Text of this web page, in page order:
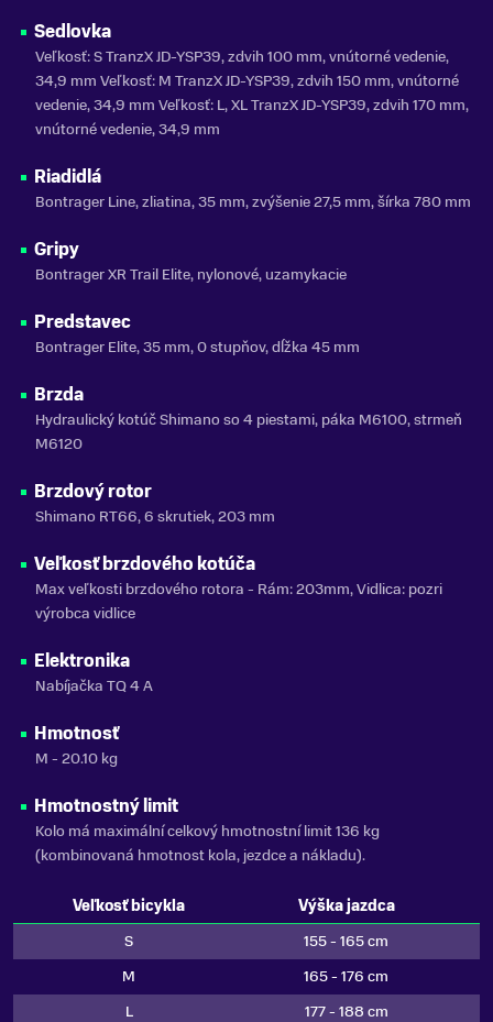
Sedlovka
Veľkosť: S TranzX JD-YSP39, zdvih 100 mm, vnútorné vedenie,
34,9 mm Veľkosť: M TranzX JD-YSP39, zdvih 150 mm, vnútorné
vedenie, 34,9 mm Veľkosť: L, XL TranzX JD-YSP39, zdvih 170 mm,
vnútorné vedenie, 34,9 mm
Riadidlá
Bontrager Line, zliatina, 35 mm, zvýšenie 27,5 mm, šírka 780 mm
Gripy
Bontrager XR Trail Elite, nylonové, uzamykacie
Predstavec
Bontrager Elite, 35 mm, 0 stupňov, dĺžka 45 mm
Brzda
Hydraulický kotúč Shimano so 4 piestami, páka M6100, strmeň
M6120
Brzdový rotor
Shimano RT66, 6 skrutiek, 203 mm
Veľkosť brzdového kotúča
Max veľkosti brzdového rotora - Rám: 203mm, Vidlica: pozri
výrobca vidlice
Elektronika
Nabíjačka TQ 4 A
Hmotnosť
M - 20.10 kg
Hmotnostný limit
Kolo má maximální celkový hmotnostní limit 136 kg
(kombinovaná hmotnost kola, jezdce a nákladu).
Veľkosť bicykla
Výška jazdca
S
155 - 165 cm
M
165 - 176 cm
L
177 - 188 cm